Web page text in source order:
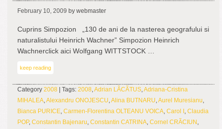
February 10, 2009 by webmaster
Cuprins Simpozion „130 de ani de la nasterea geografului si
naturalistului Heinrich Wachner” Simpozion Heinrich
Wachnerclick aici Wolfgang WITTSTOCK …
keep reading
Category 2008 | Tags: 2008,Adrian LÃCÃTUS,Adriana-Cristina
MIHALEA,Alexandru ONOJESCU,Alina BUTNARU,Aurel Muresianu,
Bianca PURICE, Carmen-Florentina OLTEANU VOICA, Carol I , Claudia
POP, Constantin Bajenaru, Constantin CATRINA, Cornel CRÃCIUN ,